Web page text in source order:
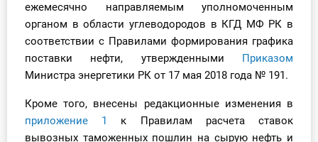
ежемесячно направляемым уполномоченным
органом в области углеводородов в КГД МФ РК в
соответствии с Правилами формирования графика
поставки нефти, утвержденными
Приказом
Министра энергетики РК от 17 мая 2018 года № 191.
Кроме того, внесены редакционные изменения в
приложение 1
к Правилам расчета ставок
вывозных таможенных пошлин на сырую нефть и